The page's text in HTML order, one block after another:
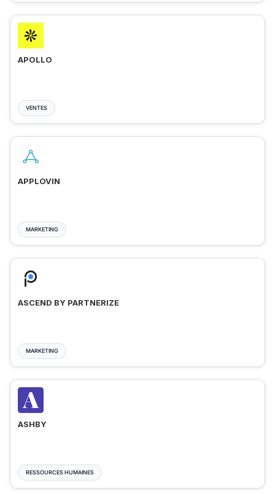
APOLLO
VENTES
APPLOVIN
MARKETING
ASCEND BY PARTNERIZE
MARKETING
ASHBY
RESSOURCES HUMAINES